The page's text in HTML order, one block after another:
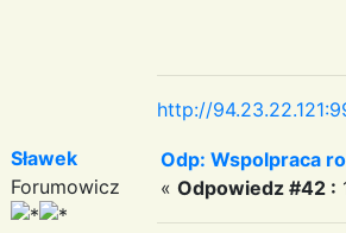
http://
Sławek
Forumowicz
Odp: Wspolpraca
« Odpowiedz #42 :